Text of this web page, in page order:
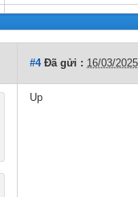
#4Đã gửi : 16/03/
Up